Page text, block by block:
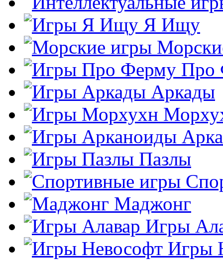
Я Ищу
Про
Аркады
Пазлы
Маджонг
Игры
Игры